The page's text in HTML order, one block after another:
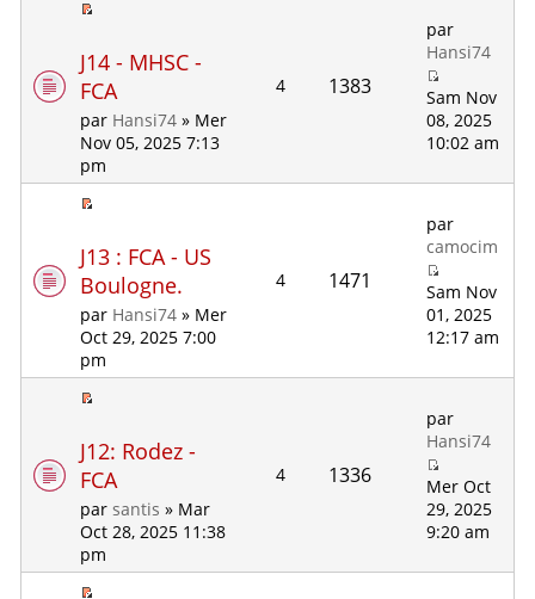
J14 - MHSC -
FCA
par Hansi74 » Mer
Nov 05, 2025 7:13
pm
4 1383
par
Hansi74
Sam Nov
08, 2025
10:02 am
J13 : FCA - US
Boulogne.
par Hansi74 » Mer
Oct 29, 2025 7:00
pm
4 1471
par
camocim
Sam Nov
01, 2025
12:17 am
J12: Rodez -
FCA
parsantis » Mar
Oct 28, 2025 11:38
pm
4 1336
par
Hansi74
Mer Oct
29, 2025
9:20 am